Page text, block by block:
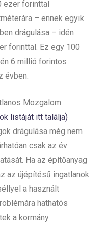
ezer forinttal
– ennek egyik
drágulása – idén
forinttal. Ez egy 100
6 millió forintos
évben.
Mozgalom
listáját itt találja)
drágulása még nem
csak az év
Ha az építőanyag
az újépítésű ingatlanok
a használt
hathatós
a kormány